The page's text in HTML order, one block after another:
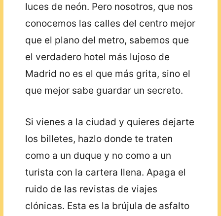
luces de neón. Pero nosotros, que nos
conocemos las calles del centro mejor
que el plano del metro, sabemos que
el verdadero hotel más lujoso de
Madrid no es el que más grita, sino el
que mejor sabe guardar un secreto.
Si vienes a la ciudad y quieres dejarte
los billetes, hazlo donde te traten
como a un duque y no como a un
turista con la cartera llena. Apaga el
ruido de las revistas de viajes
clónicas. Esta es la brújula de asfalto